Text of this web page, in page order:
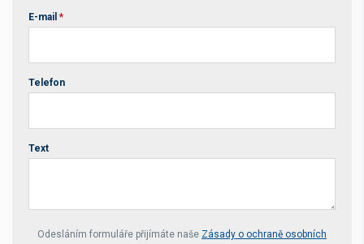
E-mail *
Telefon
Text
Your website *
Odesláním formuláře přijímáte naše Zásady o ochraně osobních